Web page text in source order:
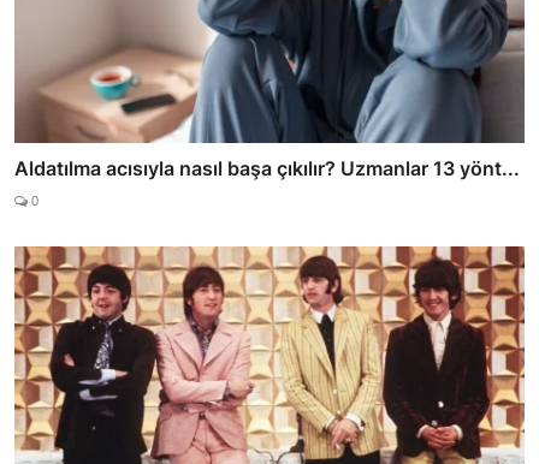
Aldatılma acısıyla nasıl başa çıkılır? Uzmanlar 13 yönt...
0